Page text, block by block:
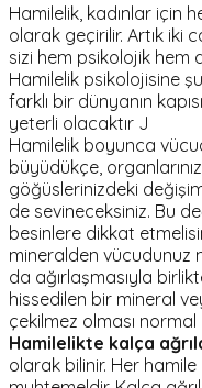
Hamilelik, kadınlar için
olarak geçirilir. Artık iki
sizi hem psikolojik hem
Hamilelik psikolojisine
farklı bir dünyanın
yeterli olacaktır J
Hamilelik boyunca
büyüdükçe,
göğüslerinizdeki
de sevineceksiniz. Bu
besinlere dikkat
mineralden vücudunuz
da ağırlaşmasıyla
hissedilen bir mineral
çekilmez olması normal
Hamilelikte kalça
olarak bilinir. Her hamile